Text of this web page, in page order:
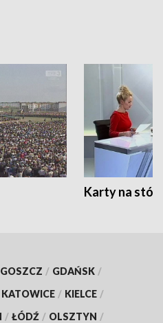
Karty na
/ GDAŃSK /
KATOWICE / KIELCE /
/ ŁÓDŹ / OLSZTYN /